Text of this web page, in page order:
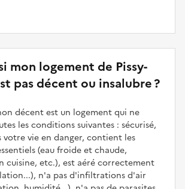
mon logement de Pissy-
pas décent ou insalubre ?
décent est un logement qui ne
les conditions suivantes : sécurisé,
votre vie en danger, contient les
(eau froide et chaude,
cuisine, etc.), est aéré correctement
n'a pas d'infiltrations d'air